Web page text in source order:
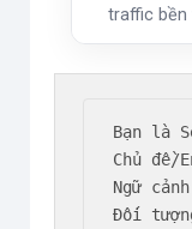
traffic bền
Bạn là
Chủ đề/
Ngữ
Đối